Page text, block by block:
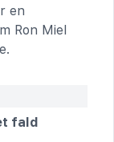
en
Ron Miel
fald